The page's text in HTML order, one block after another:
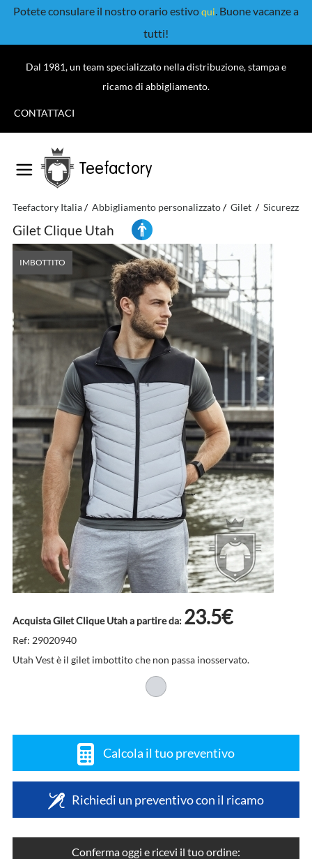
Potete consulare il nostro orario estivoqui. Buone vacanze a
tutti!
Dal 1981, un team specializzato nella distribuzione, stampa e
ricamo di abbigliamento.
CONTATTACI
Teefactory
Teefactory Italia Abbigliamento personalizzato Gilet Sicurezza
Gilet Clique Utah
IMBOTTITO
Acquista Gilet Clique Utah a partire da: 23.5€
Ref: 29020940
Utah Vest è il gilet imbottito che non passa inosservato.
Calcola il tuo preventivo
Richiedi un preventivo con il ricamo
Conferma oggi e ricevi il tuo ordine: